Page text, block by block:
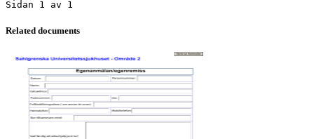
Related documents